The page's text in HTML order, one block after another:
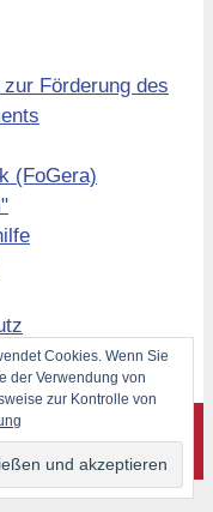
Förderung des
(FoGera)
2026
Cookies. Wenn Sie
der Verwendung von
zur Kontrolle von